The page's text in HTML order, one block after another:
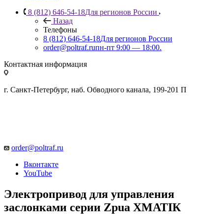
8 (812) 646-54-18Для регионов России
Назад
Телефоны
8 (812) 646-54-18Для регионов России
order@poltraf.ruпн-пт 9:00 — 18:00.
Контактная информация
г. Санкт-Петербург, наб. Обводного канала, 199-201 П
order@poltraf.ru
Вконтакте
YouTube
Электропривод для управления
заслонками серии Zpua ХМАТIК